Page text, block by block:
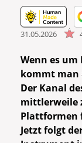
31.05.2026
Wenn es um
kommt man
Der Kanal
mittlerweile
Plattformen
Jetzt folgt